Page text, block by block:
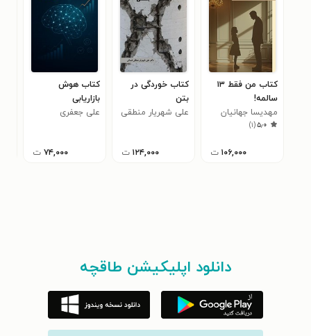
کتاب من فقط ۱۳
سالمه!
مهدیسا جهانیان
۵٫۰(۱)
۱۰۶,۰۰۰ ت
کتاب خوردگی در
بتن
علی شهریار منطقی
۱۲۴,۰۰۰ ت
کتاب هوش
بازاریابی
علی جعفری
۷۴,۰۰۰ ت
دانلود اپلیکیشن طاقچه